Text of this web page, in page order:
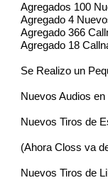
Agregados 100
Agregado 4
Agregado 366
Agregado 18
Se Realizo un
Nuevos Audios
Nuevos Tiros de
(Ahora Closs va
Nuevos Tiros de